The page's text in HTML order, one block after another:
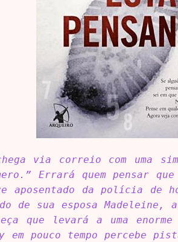
via correio com uma
Errará quem pensar
da polícia de
de sua esposa
que levará a uma
em pouco tempo percebe